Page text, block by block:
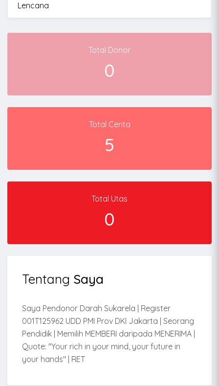
Lencana
Total Donor
0
Total Cerita
5
Total Utas
0
Tentang Saya
Saya Pendonor Darah Sukarela | Register
001T125962 UDD PMI Prov DKI Jakarta | Seorang
Pendidik | Memilih MEMBERI daripada MENERIMA |
Quote: "Your rich in your mind, your future in
your hands" | RET